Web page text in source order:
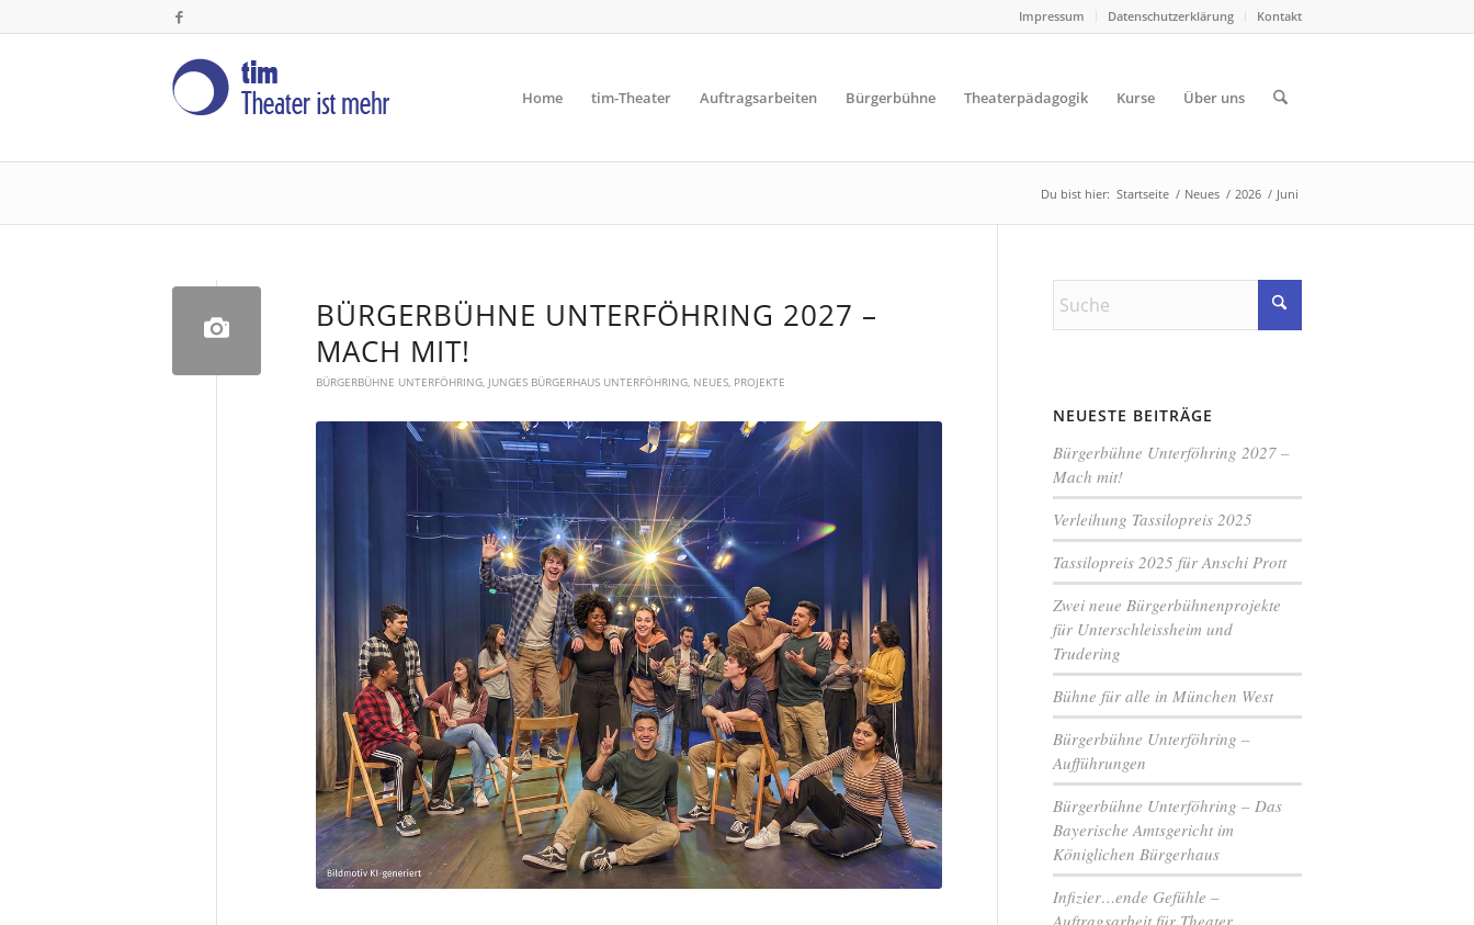
Impressum Datenschutzerklärung Kontakt
Home tim-Theater Auftragsarbeiten Bürgerbühne Theaterpädagogik Kurse Über uns
Du bist hier: Startseite / Neues / 2026 / Juni
BÜRGERBÜHNE UNTERFÖHRING 2027 –
MACH MIT!
BÜRGERBÜHNE UNTERFÖHRING, JUNGES BÜRGERHAUS UNTERFÖHRING, NEUES, PROJEKTE
NEUESTE BEITRÄGE
Bürgerbühne Unterföhring 2027 –
Mach mit!
Verleihung Tassilopreis 2025
Tassilopreis 2025 für Anschi Prott
Zwei neue Bürgerbühnenprojekte
für Unterschleissheim und
Trudering
Bühne für alle in München West
Bürgerbühne Unterföhring –
Aufführungen
Bürgerbühne Unterföhring – Das
Bayerische Amtsgericht im
Königlichen Bürgerhaus
Infizier…ende Gefühle –
Auftragsarbeit für Theater